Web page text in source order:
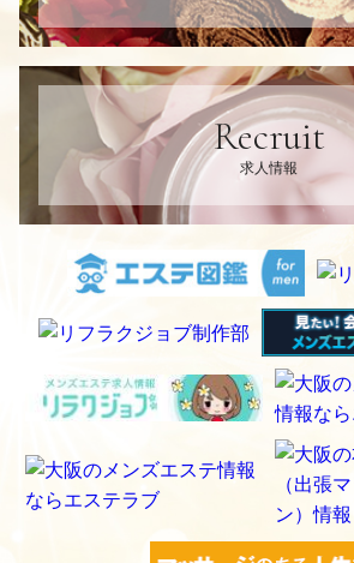
Recruit
求人情報